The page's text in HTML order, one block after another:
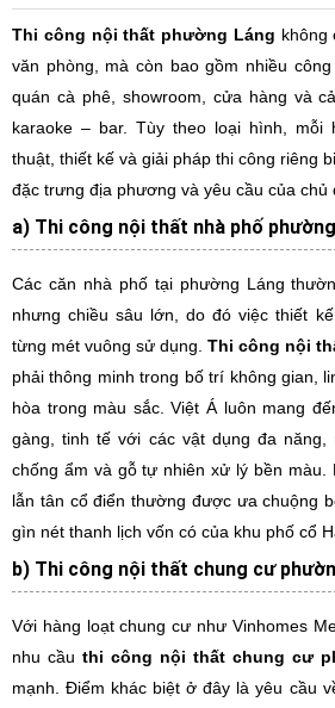
Thi công nội thất phường Láng không
văn phòng, mà còn bao gồm nhiều
quán cà phê, showroom, cửa hàng và
karaoke – bar. Tùy theo loại hình, mỗi
thuật, thiết kế và giải pháp thi công riêng
đặc trưng địa phương và yêu cầu của chủ
a) Thi công nội thất nhà phố
Các căn nhà phố tại phường Láng
nhưng chiều sâu lớn, do đó việc thiết
từng mét vuông sử dụng. Thi công nội
phải thông minh trong bố trí không gian,
hòa trong màu sắc. Việt Á luôn mang
gàng, tinh tế với các vật dụng đa năng,
chống ẩm và gỗ tự nhiên xử lý bền màu.
lẫn tân cổ điển thường được ưa chuộng
gìn nét thanh lịch vốn có của khu phố cổ
b) Thi công nội thất chung cư
Với hàng loạt chung cư như Vinhomes
nhu cầu thi công nội thất chung cư
mạnh. Điểm khác biệt ở đây là yêu cầu